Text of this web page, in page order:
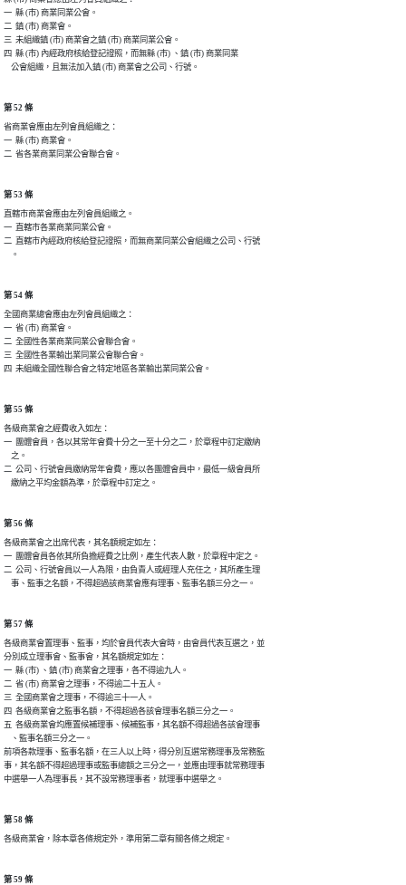
一  縣 (市) 商業同業公會。
二  鎮 (市) 商業會。
三  未組織鎮 (市) 商業會之鎮 (市) 商業同業公會。
四  縣 (市) 內經政府核給登記證照，而無縣 (市) 、鎮 (市) 商業同業
    公會組織，且無法加入鎮 (市) 商業會之公司、行號。
第 52 條
省商業會應由左列會員組織之：
一  縣 (市) 商業會。
二  省各業商業同業公會聯合會。
第 53 條
直轄市商業會應由左列會員組織之。
一  直轄市各業商業同業公會。
二  直轄市內經政府核給登記證照，而無商業同業公會組織之公司、行號
    。
第 54 條
全國商業總會應由左列會員組織之：
一  省 (市) 商業會。
二  全國性各業商業同業公會聯合會。
三  全國性各業輸出業同業公會聯合會。
四  未組織全國性聯合會之特定地區各業輸出業同業公會。
第 55 條
各級商業會之經費收入如左：
一  團體會員，各以其常年會費十分之一至十分之二，於章程中訂定繳納
    之。
二  公司、行號會員繳納常年會費，應以各團體會員中，最低一級會員所
    繳納之平均金額為準，於章程中訂定之。
第 56 條
各級商業會之出席代表，其名額規定如左：
一  團體會員各依其所負擔經費之比例，產生代表人數，於章程中定之。
二  公司、行號會員以一人為限，由負責人或經理人充任之，其所產生理
    事、監事之名額，不得超過該商業會應有理事、監事名額三分之一。
第 57 條
各級商業會置理事、監事，均於會員代表大會時，由會員代表互選之，並
分別成立理事會、監事會，其名額規定如左：
一  縣 (市) 、鎮 (市) 商業會之理事，各不得逾九人。
二  省 (市) 商業會之理事，不得逾二十五人。
三  全國商業會之理事，不得逾三十一人。
四  各級商業會之監事名額，不得超過各該會理事名額三分之一。
五  各級商業會均應置候補理事、候補監事，其名額不得超過各該會理事
    、監事名額三分之一。
前項各款理事、監事名額，在三人以上時，得分別互選常務理事及常務監
事，其名額不得超過理事或監事總額之三分之一，並應由理事就常務理事
中選舉一人為理事長，其不設常務理事者，就理事中選舉之。
第 58 條
各級商業會，除本章各條規定外，準用第二章有關各條之規定。
第 59 條